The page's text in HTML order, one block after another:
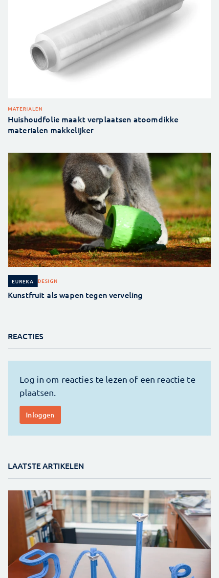
MATERIALEN
Huishoudfolie maakt verplaatsen atoomdikke
materialen makkelijker
EUREKA DESIGN
Kunstfruit als wapen tegen verveling
REACTIES
LAATSTE ARTIKELEN